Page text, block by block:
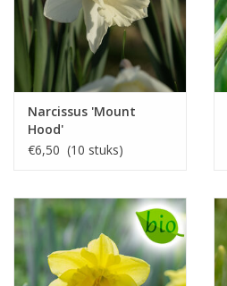
Narcissus 'Mount
Hood'
€6,50 (10 stuks)